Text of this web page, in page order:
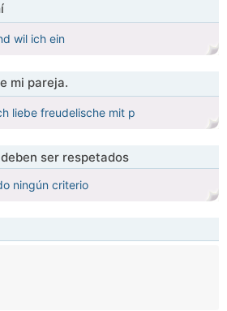
wil ich ein
mi pareja.
liebe freudelische mit p
ser respetados
ningún criterio